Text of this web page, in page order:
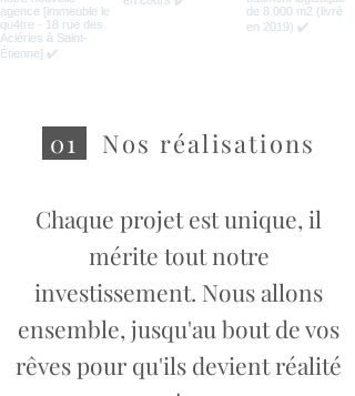
01 Nos réalisations
Chaque projet est unique, il
mérite tout notre
investissement. Nous allons
ensemble, jusqu'au bout de vos
rêves pour qu'ils devient réalité